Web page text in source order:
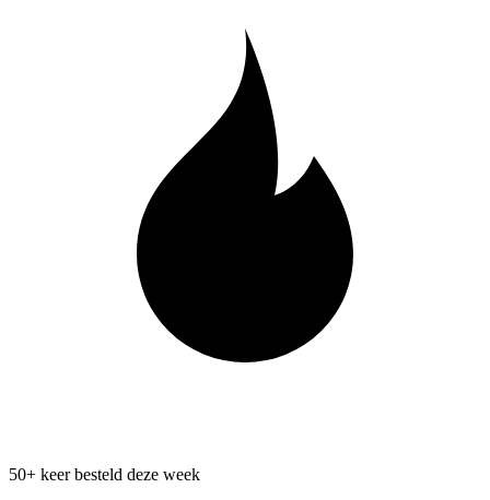
50+ keer besteld deze week